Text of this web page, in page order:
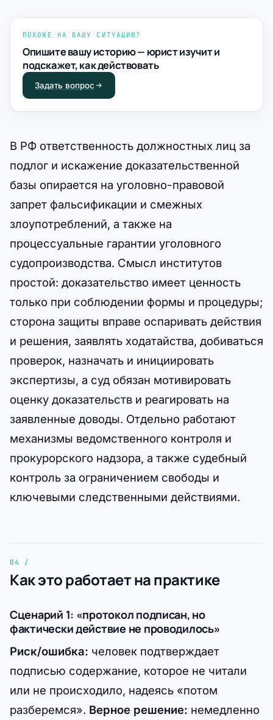
ПОХОЖЕ НА ВАШУ СИТУАЦИЮ?
Опишите вашу историю — юрист изучит и
подскажет, как действовать
Задать вопрос
В РФ ответственность должностных лиц за
подлог и искажение доказательственной
базы опирается на уголовно-правовой
запрет фальсификации и смежных
злоупотреблений, а также на
процессуальные гарантии уголовного
судопроизводства. Смысл институтов
простой: доказательство имеет ценность
только при соблюдении формы и процедуры;
сторона защиты вправе оспаривать действия
и решения, заявлять ходатайства, добиваться
проверок, назначать и инициировать
экспертизы, а суд обязан мотивировать
оценку доказательств и реагировать на
заявленные доводы. Отдельно работают
механизмы ведомственного контроля и
прокурорского надзора, а также судебный
контроль за ограничением свободы и
ключевыми следственными действиями.
Как это работает на практике
Сценарий 1: «протокол подписан, но
фактически действие не проводилось»
Риск/ошибка: человек подтверждает
подписью содержание, которое не читали
или не происходило, надеясь «потом
разберемся». Верное решение: немедленно